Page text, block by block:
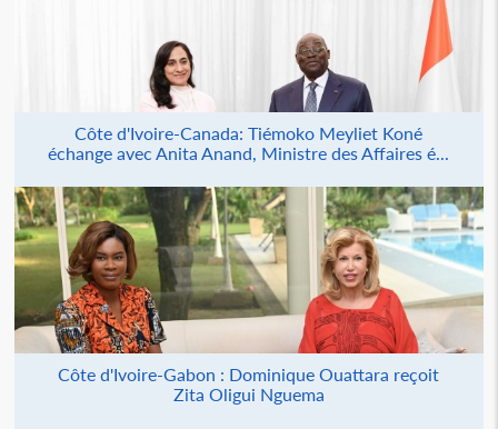
Côte d'Ivoire-Canada: Tiémoko Meyliet Koné
échange avec Anita Anand, Ministre des Affaires é...
Côte d'Ivoire-Gabon : Dominique Ouattara reçoit
Zita Oligui Nguema